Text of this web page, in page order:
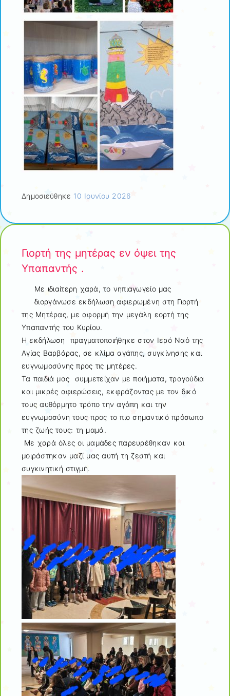
Δημοσιεύθηκε 10 Ιουνίου 2026
Γιορτή της μητέρας εν όψει της
Υπαπαντής .
Με ιδιαίτερη χαρά, το νηπιαγωγείο μας
διοργάνωσε εκδήλωση αφιερωμένη στη Γιορτή
της Μητέρας, με αφορμή την μεγάλη εορτή της
Υπαπαντής του Κυρίου.
Η εκδήλωση πραγματοποιήθηκε στον Ιερό Ναό της
Αγίας Βαρβάρας, σε κλίμα αγάπης, συγκίνησης και
ευγνωμοσύνης προς τις μητέρες.
Τα παιδιά μας συμμετείχαν με ποιήματα, τραγούδια
και μικρές αφιερώσεις, εκφράζοντας με τον δικό
τους αυθόρμητο τρόπο την αγάπη και την
ευγνωμοσύνη τους προς το πιο σημαντικό πρόσωπο
της ζωής τους: τη μαμά.
Με χαρά όλες οι μαμάδες παρευρέθηκαν και
μοιράστηκαν μαζί μας αυτή τη ζεστή και
συγκινητική στιγμή.